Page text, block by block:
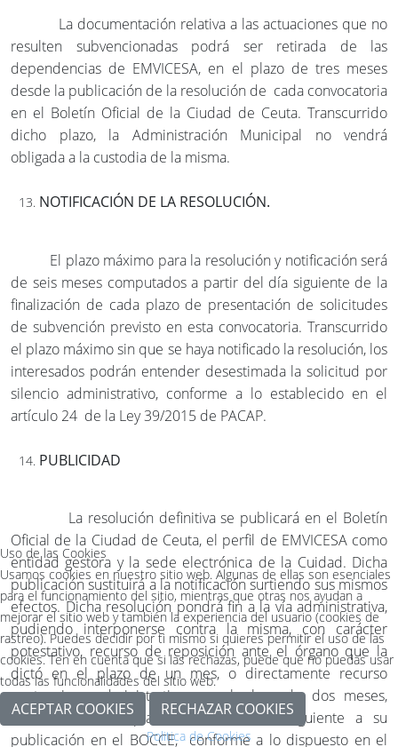
La documentación relativa a las actuaciones que no
resulten subvencionadas podrá ser retirada de las
dependencias de EMVICESA, en el plazo de tres meses
desde la publicación de la resolución de cada convocatoria
en el Boletín Oficial de la Ciudad de Ceuta. Transcurrido
dicho plazo, la Administración Municipal no vendrá
obligada a la custodia de la misma.
NOTIFICACIÓN DE LA RESOLUCIÓN.
El plazo máximo para la resolución y notificación será
de seis meses computados a partir del día siguiente de la
finalización de cada plazo de presentación de solicitudes
de subvención previsto en esta convocatoria. Transcurrido
el plazo máximo sin que se haya notificado la resolución, los
interesados podrán entender desestimada la solicitud por
silencio administrativo, conforme a lo establecido en el
artículo 24 de la Ley 39/2015 de PACAP.
PUBLICIDAD
La resolución definitiva se publicará en el Boletín
Oficial de la Ciudad de Ceuta, el perfil de EMVICESA como
entidad gestora y la sede electrónica de la Cuidad. Dicha
publicación sustituirá a la notificación surtiendo sus mismos
efectos. Dicha resolución pondrá fin a la vía administrativa,
pudiendo interponerse contra la misma, con carácter
potestativo, recurso de reposición ante el órgano que la
dictó en el plazo de un mes, o directamente recurso
contencioso administrativo, en el plazo de dos meses,
contados ambos plazos desde el día siguiente a su
publicación en el BOCCE, conforme a lo dispuesto en el
Uso de las Cookies
Usamos cookies en nuestro sitio web. Algunas de ellas son esenciales
para el funcionamiento del sitio, mientras que otras nos ayudan a
mejorar el sitio web y también la experiencia del usuario (cookies de
rastreo). Puedes decidir por ti mismo si quieres permitir el uso de las
cookies. Ten en cuenta que si las rechazas, puede que no puedas usar
todas las funcionalidades del sitio web.
ACEPTAR COOKIES RECHAZAR COOKIES
Politica de Cookies